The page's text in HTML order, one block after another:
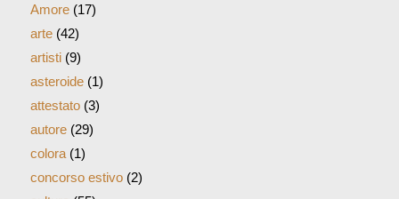
Amore(17)
arte(42)
artisti(9)
asteroide(1)
attestato(3)
autore(29)
colora(1)
concorso estivo(2)